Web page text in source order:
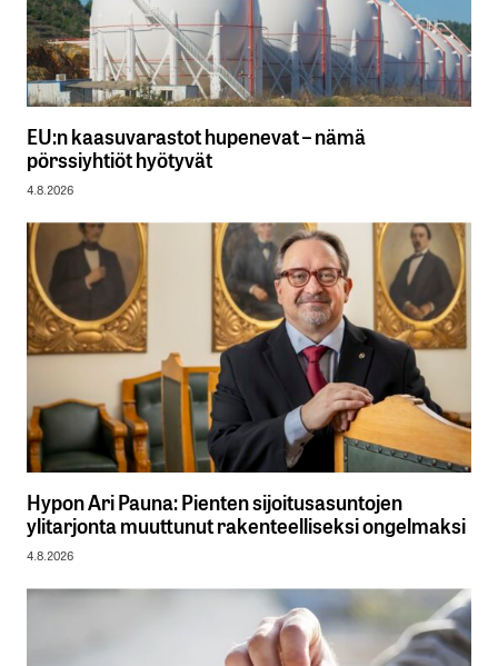
EU:n kaasuvarastot hupenevat – nämä
pörssiyhtiöt hyötyvät
4.8.2026
Hypon Ari Pauna: Pienten sijoitusasuntojen
ylitarjonta muuttunut rakenteelliseksi ongelmaksi
4.8.2026